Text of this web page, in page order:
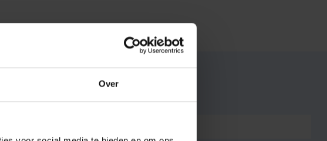
Over